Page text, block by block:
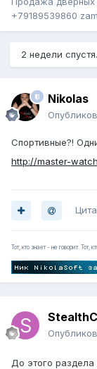
+79189539860
2 недели
Nikolas
Спортивные?!
http://master-
Тот, кто знает - не говорит. Тот,
До этого